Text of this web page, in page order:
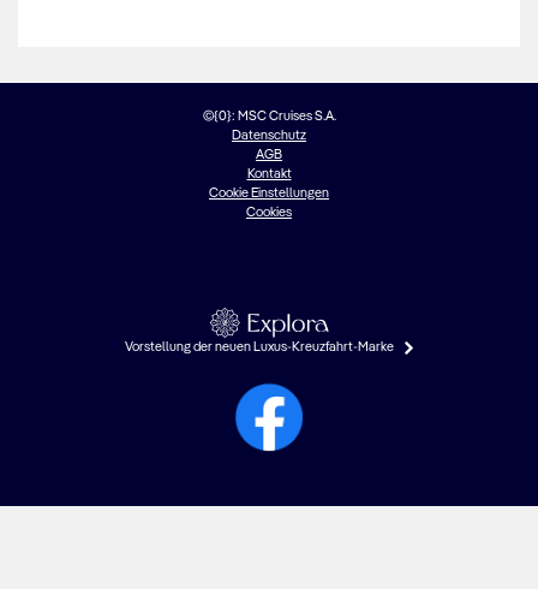
©{0}: MSC Cruises S.A.
Datenschutz
AGB
Kontakt
Cookie Einstellungen
Cookies
Vorstellung der neuen Luxus-Kreuzfahrt-Marke